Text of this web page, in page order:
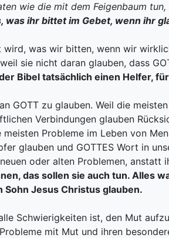
wie die mit dem Feigenbaum tun,
ihr bittet im Gebet, wenn ihr
was wir bitten, wenn wir
sie nicht daran glauben, dass
Bibel tatsächlich einen Helfer,
GOTT zu glauben. Weil die
Verbindungen glauben
Probleme im Leben von
glauben und GOTTES Wort in
oder alten Problemen,
das sollen sie auch tun. Alles
Jesus Christus glauben.
Schwierigkeiten ist, den Mut
mit Mut und ihren